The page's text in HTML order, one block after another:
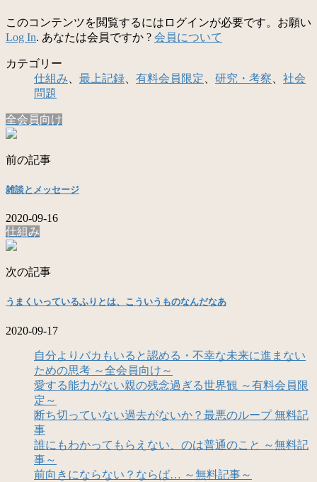
このコンテンツを閲覧するにはログインが必要です。お願い
Log In. あなたは会員ですか ? 会員について
カテゴリー
仕組み
最上記録 有料会員限定 研究・考察
社会
問題
全会員向け
前の記事
雑談とメッセージ
2020-09-16
仕組み
次の記事
うまくいっているふりとは、こういうものなんだなあ
2020-09-17
自分よりバカもいると認める・不幸な未来に進まない
ための思考 ～全会員向け～
愛する能力がない親の残念過ぎる世界観 ～有料会員限
定～
断ち切っていない過去がないか？最悪のループ 無料記
事
誰にもわかってもらえない、のは普通のこと ～無料記
事～
前向きにならない？ならば… ～無料記事～